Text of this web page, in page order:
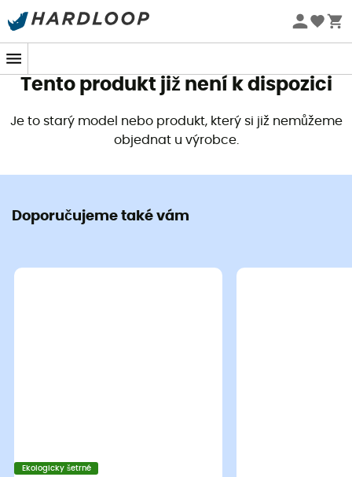
Letní akce 🔥 -5 % EXTRA při nákupu 2 produktů* s kódem
Tento produkt již není k dispozici
Je to starý model nebo produkt, který si již nemůžeme
objednat u výrobce.
Doporučujeme také vám
Ekologicky šetrné